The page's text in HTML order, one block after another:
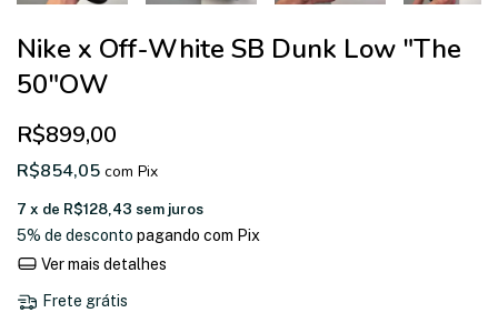
Nike x Off-White SB Dunk Low "The
50"OW
R$899,00
R$854,05 com Pix
7 x de R$128,43 sem juros
5% de desconto pagando com Pix
Ver mais detalhes
Frete grátis